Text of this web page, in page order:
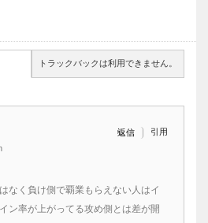
トラックバックは利用できません。
返信 引用
なく負け側で覇業もらえない人はイ
ン率が上がってる攻め側とは差が開